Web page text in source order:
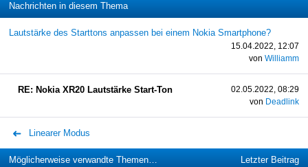
Nachrichten in diesem Thema
Lautstärke des Starttons anpassen bei einem Nokia Smartphone?
15.04.2022, 12:07
vonWilliamm
RE: Nokia XR20 Lautstärke Start-Ton
02.05.2022, 08:29
von Deadlink
Linearer Modus
Möglicherweise verwandte Themen… Letzter Beitrag